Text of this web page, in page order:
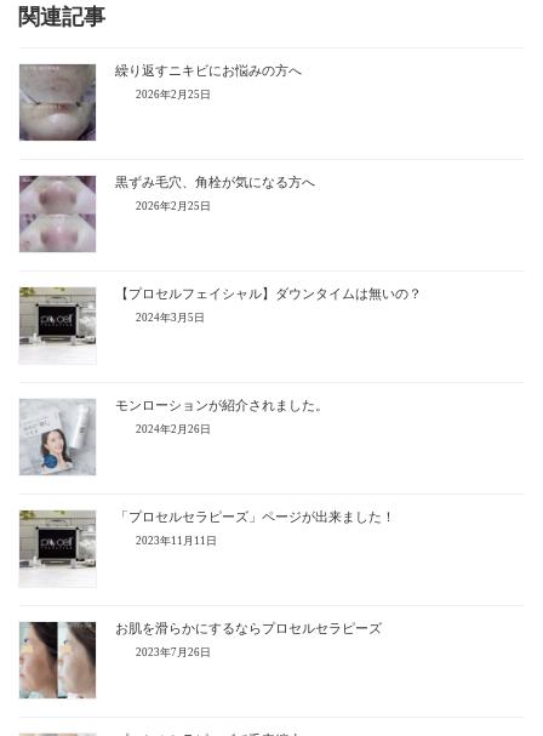
関連記事
繰り返すニキビにお悩みの方へ
2026年2月25日
黒ずみ毛穴、角栓が気になる方へ
2026年2月25日
【プロセルフェイシャル】ダウンタイムは無いの？
2024年3月5日
モンローションが紹介されました。
2024年2月26日
「プロセルセラピーズ」ページが出来ました！
2023年11月11日
お肌を滑らかにするならプロセルセラピーズ
2023年7月26日